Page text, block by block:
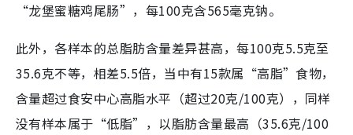
“龙堡蜜糖鸡尾肠”，每100克含565毫克钠。
此外，各样本的总脂肪含量差异甚高，每100克5.5克至
35.6克不等，相差5.5倍，当中有15款属“高脂”食物，
含量超过食安中心高脂水平（超过20克/100克），同样
没有样本属于“低脂”，以脂肪含量最高（35.6克/100